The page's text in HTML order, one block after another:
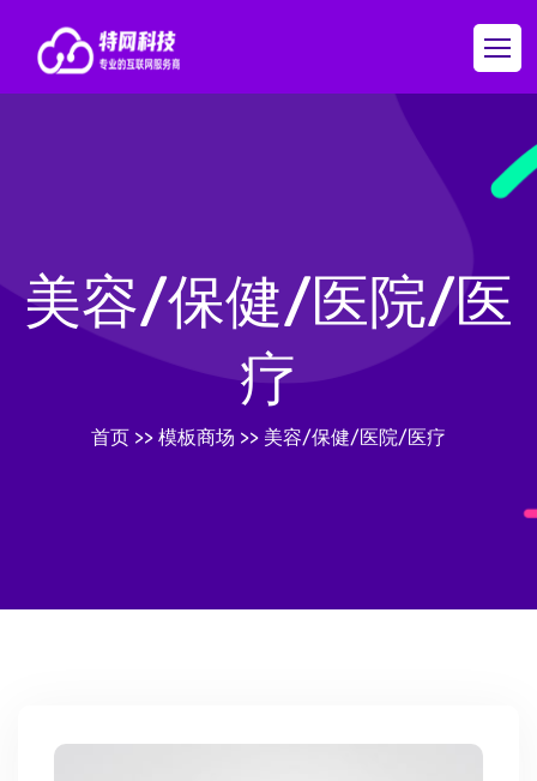
美容/保健/医院/医
疗
首页 >> 模板商场 >> 美容/保健/医院/医疗